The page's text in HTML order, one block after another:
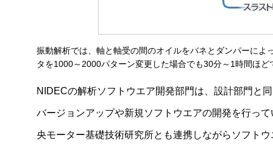
振動解析では、軸と軸受の間のオイルをバネとダンパーに
タを1000～2000パターン変更した場合でも30分～1時間ほど
NIDECの解析ソフトウエア開発部門は、設計部門と
バージョンアップや新規ソフトウエアの開発を行っ
央モーター基礎技術研究所とも連携しながらソフト
ブラシレスDCモータをキーデバイスとしたソリューショ
サブミクロンレベルの精密加工技術
ラピッドプロトタイピング
トラクションドライブの静音化技術